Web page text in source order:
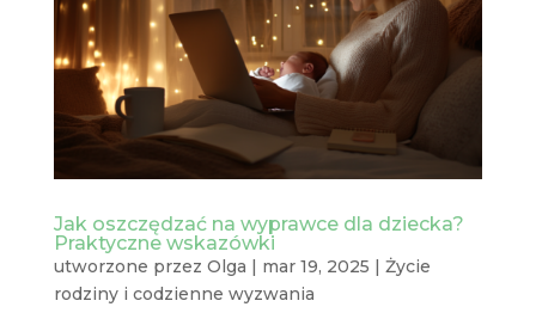
Jak oszczędzać na wyprawce dla dziecka?
Praktyczne wskazówki
utworzone przez Olga | mar 19, 2025 | Życie
rodziny i codzienne wyzwania